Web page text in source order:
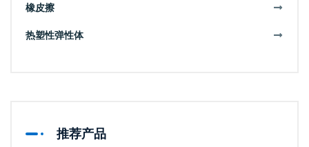
橡皮擦
热塑性弹性体
推荐产品